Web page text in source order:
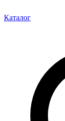
Каталог